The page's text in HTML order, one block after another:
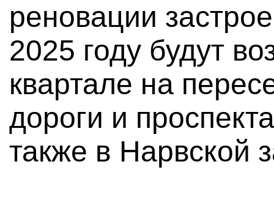
реновации
2025 году будут
квартале на
дороги и
также в Нарвской